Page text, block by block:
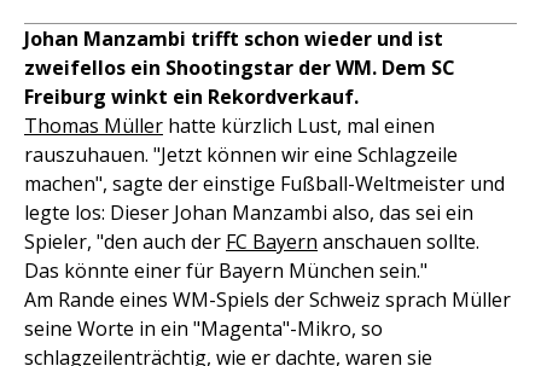
Johan Manzambi trifft schon wieder und ist
zweifellos ein Shootingstar der WM. Dem SC
Freiburg winkt ein Rekordverkauf.
Thomas Müller hatte kürzlich Lust, mal einen
rauszuhauen. "Jetzt können wir eine Schlagzeile
machen", sagte der einstige Fußball-Weltmeister und
legte los: Dieser Johan Manzambi also, das sei ein
Spieler, "den auch der FC Bayern anschauen sollte.
Das könnte einer für Bayern München sein."
Am Rande eines WM-Spiels der Schweiz sprach Müller
seine Worte in ein "Magenta"-Mikro, so
schlagzeilenträchtig, wie er dachte, waren sie